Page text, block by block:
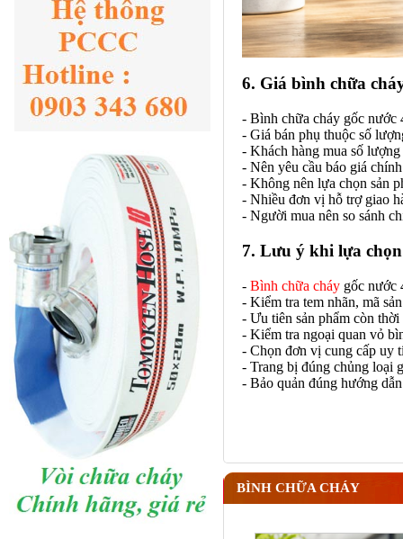
6. Giá bình chữa
- Bình chữa cháy gốc nước
- Giá bán phụ thuộc số
- Khách hàng mua số
- Nên yêu cầu báo giá
- Không nên lựa chọn sản
- Nhiều đơn vị hỗ trợ giao
- Người mua nên so sánh
7. Lưu ý khi lựa
- Bình chữa cháy gốc nước
- Kiểm tra tem nhãn, mã
- Ưu tiên sản phẩm còn
- Kiểm tra ngoại quan vỏ
- Chọn đơn vị cung cấp uy
- Trang bị đúng chủng loại
- Bảo quản đúng hướng
BÌNH CHỮA CHÁY